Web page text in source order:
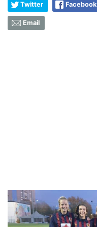
Twitter Facebook
Email